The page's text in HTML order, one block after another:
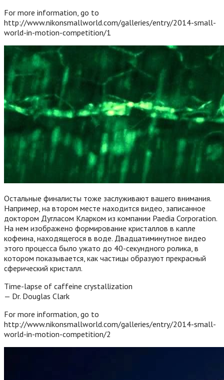
For more information, go to
http://www.nikonsmallworld.com/galleries/entry/2014-small-
world-in-motion-competition/1
Остальные финалисты тоже заслуживают вашего внимания.
Например, на втором месте находится видео, записанное
доктором Дугласом Кларком из компании Paedia Corporation.
На нем изображено формирование кристаллов в капле
кофеина, находящегося в воде. Двадцатиминутное видео
этого процесса было ужато до 40-секундного ролика, в
котором показывается, как частицы образуют прекрасный
сферический кристалл.
Time-lapse of caffeine crystallization
— Dr. Douglas Clark
For more information, go to
http://www.nikonsmallworld.com/galleries/entry/2014-small-
world-in-motion-competition/2